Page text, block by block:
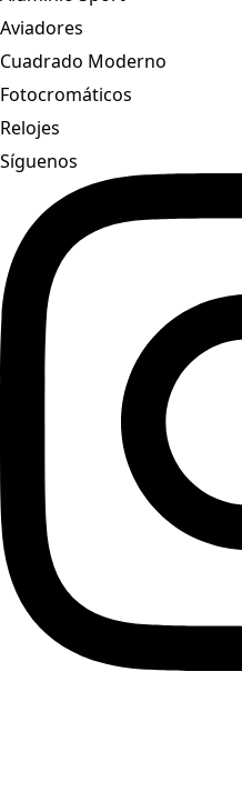
Aviadores
Cuadrado Moderno
Fotocromáticos
Relojes
Síguenos